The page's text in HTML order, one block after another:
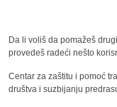
Da li voliš da pomažeš
provedeš radeći nešto
Centar za zaštitu i pomoć
društva i suzbijanju